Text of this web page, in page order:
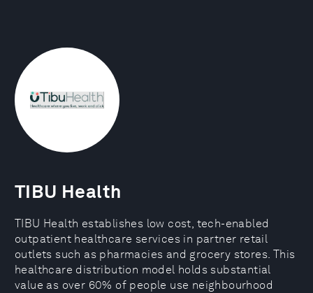
TIBU Health
TIBU Health establishes low cost, tech-enabled
outpatient healthcare services in partner retail
outlets such as pharmacies and grocery stores. This
healthcare distribution model holds substantial
value as over 60% of people use neighbourhood